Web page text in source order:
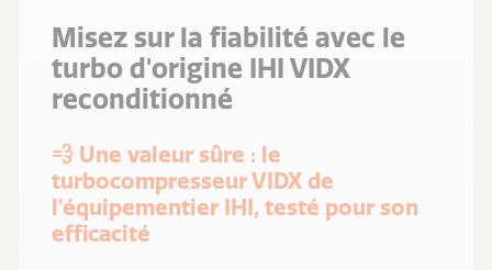
Misez sur la fiabilité avec le
turbo d'origine IHI VIDX
reconditionné
💨 Une valeur sûre : le
turbocompresseur VIDX de
l'équipementier IHI, testé pour son
efficacité